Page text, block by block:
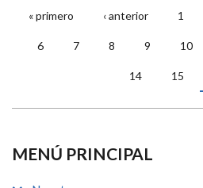
PÁGINAS
« primero ‹ anterior 1
6 7 8 9 10
14 15
MENÚ PRINCIPAL